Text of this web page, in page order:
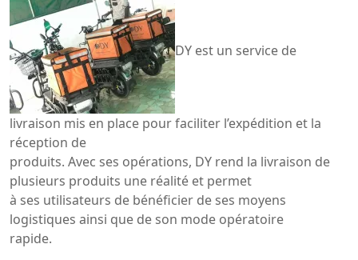
DY est un service de
livraison mis en place pour faciliter l’expédition et la
réception de
produits. Avec ses opérations, DY rend la livraison de
plusieurs produits une réalité et permet
à ses utilisateurs de bénéficier de ses moyens
logistiques ainsi que de son mode opératoire
rapide.